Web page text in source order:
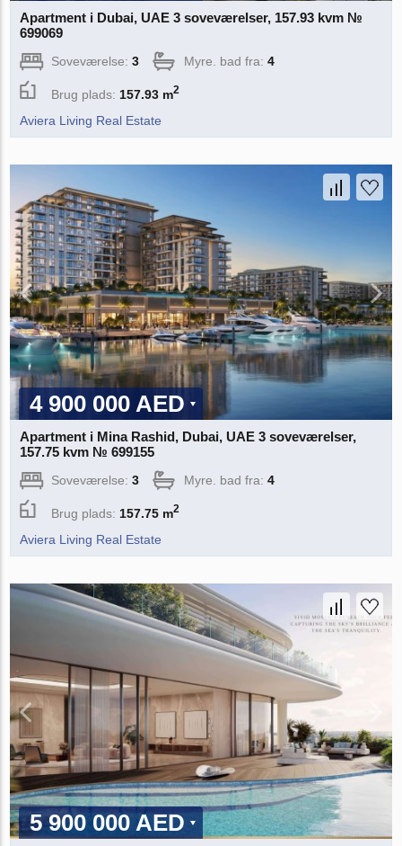
Apartment i Dubai, UAE 3 soveværelser, 157.93 kvm №
699069
Soveværelse:3 Myre. bad fra:4
Brug plads: 157.93 m2
Aviera Living Real Estate
4 900 000 AED
Apartment i Mina Rashid, Dubai, UAE 3 soveværelser,
157.75 kvm № 699155
Soveværelse:3 Myre. bad fra:4
Brug plads: 157.75 m2
Aviera Living Real Estate
5 900 000 AED